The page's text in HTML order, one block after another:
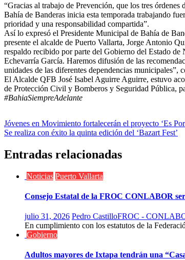
“Gracias al trabajo de Prevención, que los tres
Bahía de Banderas inicia esta temporada trabajando
prioridad y una responsabilidad compartida”.
Así lo expresó el Presidente Municipal de Bahía de
presente el alcalde de Puerto Vallarta, Jorge Antonio
respaldo recibido por parte del Gobierno del Estado
Echevarría García. Haremos difusión de las
unidades de las diferentes dependencias municipales”,
El Alcalde QFB José Isabel Aguirre Aguirre, estuvo
de Protección Civil y Bomberos y Seguridad Pública,
#BahiaSiempreAdelante
Navegación
de
entradas
Jóvenes en Movimiento fortalecerán el proyecto ‘Es
Se realiza con éxito la quinta edición del ‘Bazart Fest’
Entradas relacionadas
Noticias Puerto Vallarta
Consejo Estatal de la FROC CONLABOR
julio 31, 2026 Pedro CastilloFROC -
En cumplimiento con los estatutos de la
Gobierno
Adultos mayores de Ixtapa tendrán una